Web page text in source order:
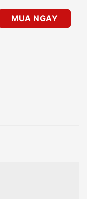
biệt thự PHGLOCK
MUA NGAY